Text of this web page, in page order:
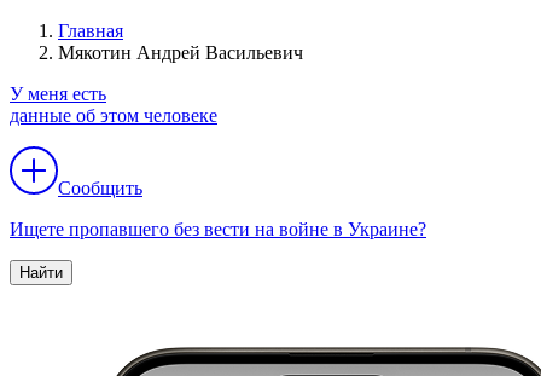
Главная
Мякотин Андрей Васильевич
У меня есть
данные об этом человеке
Сообщить
Ищете пропавшего без вести на войне в Украине?
Найти